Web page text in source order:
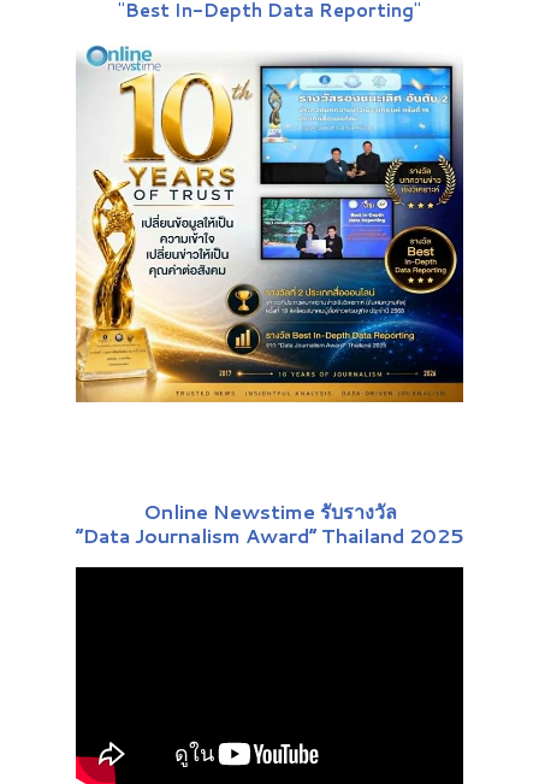
"Best In-Depth Data Reporting"
Online Newstime รับรางวัล
“Data Journalism Award” Thailand 2025